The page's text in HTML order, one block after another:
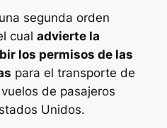
segunda orden
cual advierte la
los permisos de las
para el transporte de
de pasajeros
Unidos.